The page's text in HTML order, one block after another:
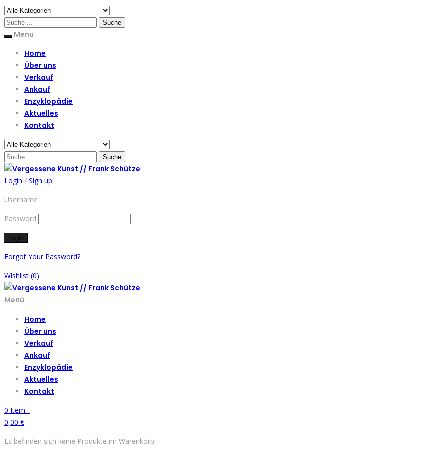
Menu
Home
Über uns
Verkauf
Ankauf
Enzyklopädie
Aktuelles
Kontakt
Login / Sign up
Username
Password
Forgot Your Password?
Wishlist (0)
Menü
Home
Über uns
Verkauf
Ankauf
Enzyklopädie
Aktuelles
Kontakt
0 Item -
0,00 €
Es befinden sich keine Produkte im Warenkorb.